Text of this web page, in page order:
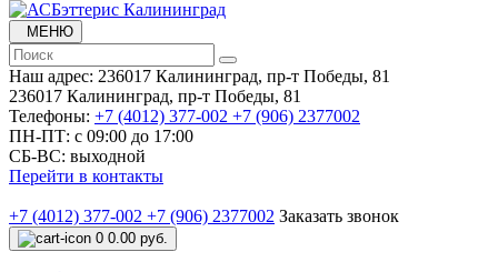
МЕНЮ
Наш адрес: 236017 Калининград,​ пр-т Победы, 81
236017 Калининград,​ пр-т Победы, 81
Телефоны: +7 (4012) 377-002 +7 (906) 2377002
ПН-ПТ: с 09:00 до 17:00
СБ-ВС: выходной
Перейти в контакты
+7 (4012) 377-002 +7 (906) 2377002 Заказать звонок
0 0.00 руб.